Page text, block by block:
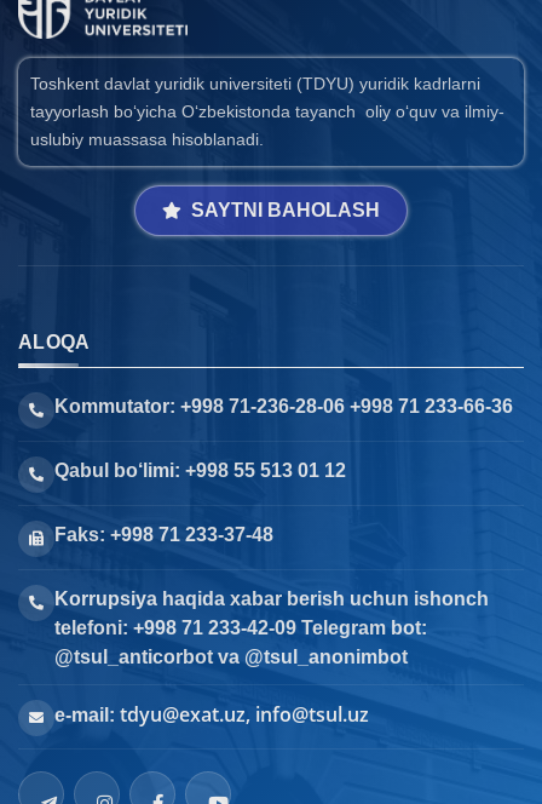
Toshkent davlat yuridik universiteti (TDYU) yuridik kadrlarni
tayyorlash bo‘yicha O‘zbekistonda tayanch oliy o‘quv va ilmiy-
uslubiy muassasa hisoblanadi.
SAYTNI BAHOLASH
ALOQA
Kommutator: +998 71-236-28-06 +998 71 233-66-36
Qabul bo‘limi: +998 55 513 01 12
Faks: +998 71 233-37-48
Korrupsiya haqida xabar berish uchun ishonch
telefoni: +998 71 233-42-09 Telegram bot:
@tsul_anticorbot va @tsul_anonimbot
e-mail: tdyu@exat.uz, info@tsul.uz